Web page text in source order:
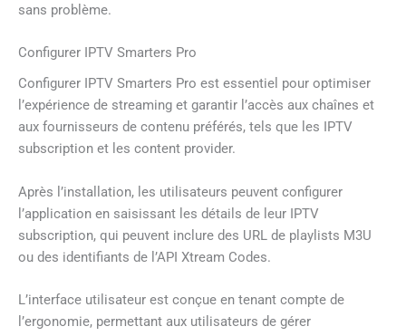
sans problème.
Configurer IPTV Smarters Pro
Configurer IPTV Smarters Pro est essentiel pour optimiser
l’expérience de streaming et garantir l’accès aux chaînes et
aux fournisseurs de contenu préférés, tels que les IPTV
subscription et les content provider.
Après l’installation, les utilisateurs peuvent configurer
l’application en saisissant les détails de leur IPTV
subscription, qui peuvent inclure des URL de playlists M3U
ou des identifiants de l’API Xtream Codes.
L’interface utilisateur est conçue en tenant compte de
l’ergonomie, permettant aux utilisateurs de gérer